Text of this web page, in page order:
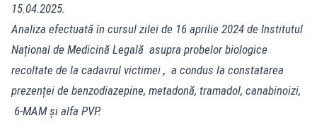
15.04.2025.
Analiza efectuată în cursul zilei de 16 aprilie 2024 de Institutul
Național de Medicină Legală asupra probelor biologice
recoltate de la cadavrul victimei , a condus la constatarea
prezenței de benzodiazepine, metadonă, tramadol, canabinoizi,
6-MAM și alfa PVP.